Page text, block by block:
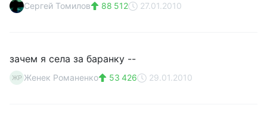
Сергей Томилов 88 512 27.01.2010
зачем я села за баранку --
ЖР Женек Романенко 53 426 29.01.2010